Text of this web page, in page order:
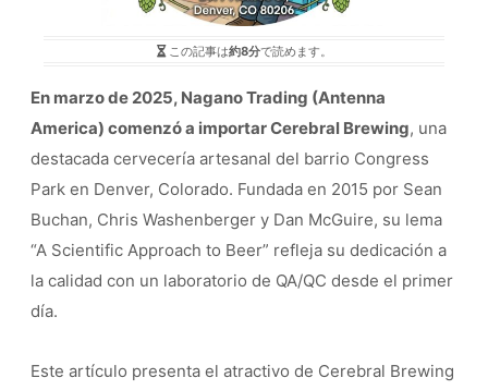
この記事は約8分で読めます。
En marzo de 2025, Nagano Trading (Antenna
America) comenzó a importar Cerebral Brewing, una
destacada cervecería artesanal del barrio Congress
Park en Denver, Colorado. Fundada en 2015 por Sean
Buchan, Chris Washenberger y Dan McGuire, su lema
“A Scientific Approach to Beer” refleja su dedicación a
la calidad con un laboratorio de QA/QC desde el primer
día.
Este artículo presenta el atractivo de Cerebral Brewing